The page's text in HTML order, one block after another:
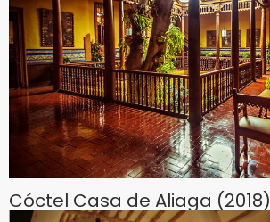
Cóctel Casa de Aliaga (2018)